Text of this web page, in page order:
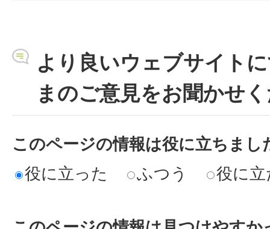
より良いウェブサイト
まのご意見をお聞かせ
このページの情報は役に立ちまし
役に立った
ふつう 役に